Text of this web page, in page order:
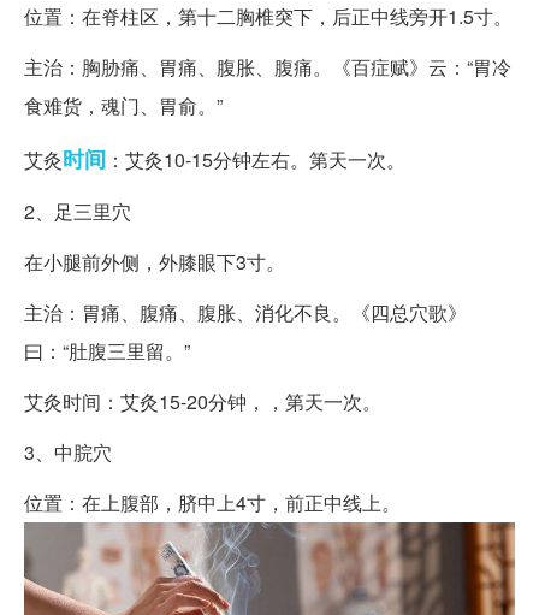
位置：在脊柱区，第十二胸椎突下，后正中线旁开1.5寸。
主治：胸胁痛、胃痛、腹胀、腹痛。《百症赋》云：“胃冷
食难货，魂门、胃俞。”
艾灸时间 ：艾灸10-15分钟左右。第天一次。
2、足三里穴
在小腿前外侧，外膝眼下3寸。
主治：胃痛、腹痛、腹胀、消化不良。《四总穴歌》
曰：“肚腹三里留。”
艾灸时间：艾灸15-20分钟，，第天一次。
3、中脘穴
位置：在上腹部，脐中上4寸，前正中线上。